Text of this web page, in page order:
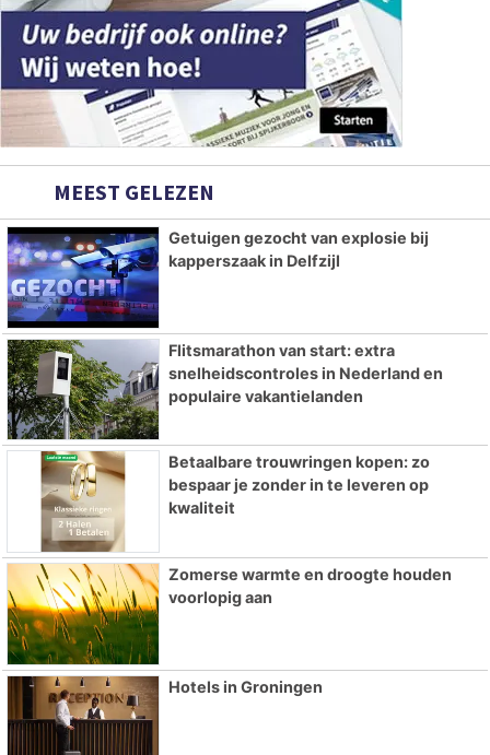
MEEST GELEZEN
Getuigen gezocht van explosie bij
kapperszaak in Delfzijl
Flitsmarathon van start: extra
snelheidscontroles in Nederland en
populaire vakantielanden
Betaalbare trouwringen kopen: zo
bespaar je zonder in te leveren op
kwaliteit
Zomerse warmte en droogte houden
voorlopig aan
Hotels in Groningen